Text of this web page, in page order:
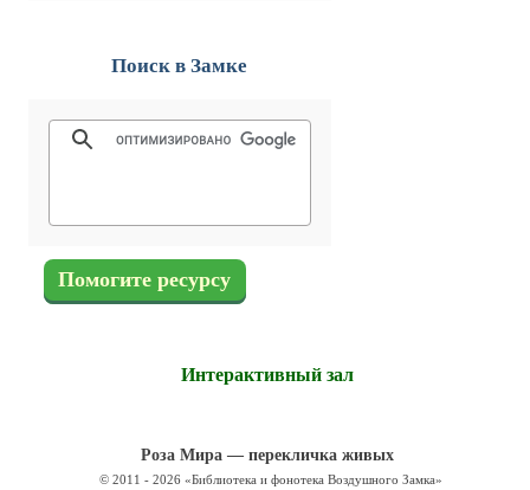
Поиск в Замке
© 2011 - 2026 «Библиотека и фонотека Воздушного Замка»
Интерактивный зал
Роза Мира — перекличка живых
Помогите ресурсу